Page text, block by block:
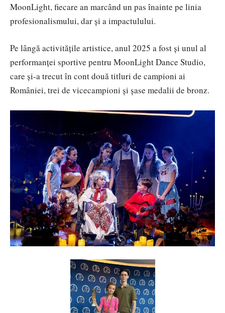
MoonLight, fiecare an marcând un pas înainte pe linia
profesionalismului, dar și a impactulului.
Pe lângă activitățile artistice, anul 2025 a fost și unul al
performanței sportive pentru MoonLight Dance Studio,
care și-a trecut în cont două titluri de campioni ai
României, trei de vicecampioni și șase medalii de bronz.